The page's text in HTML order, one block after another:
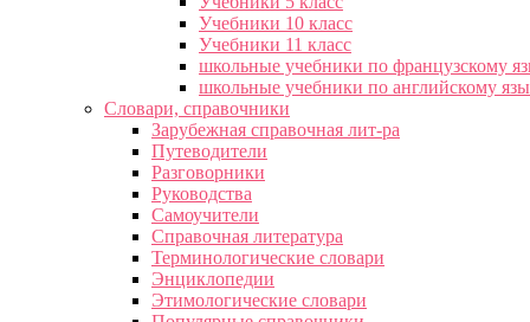
Учебники 10 класс
Учебники 11 класс
школьные учебники по французскому
школьные учебники по английскому
Словари, справочники
Зарубежная справочная лит-ра
Путеводители
Разговорники
Руководства
Самоучители
Справочная литература
Терминологические словари
Энциклопедии
Этимологические словари